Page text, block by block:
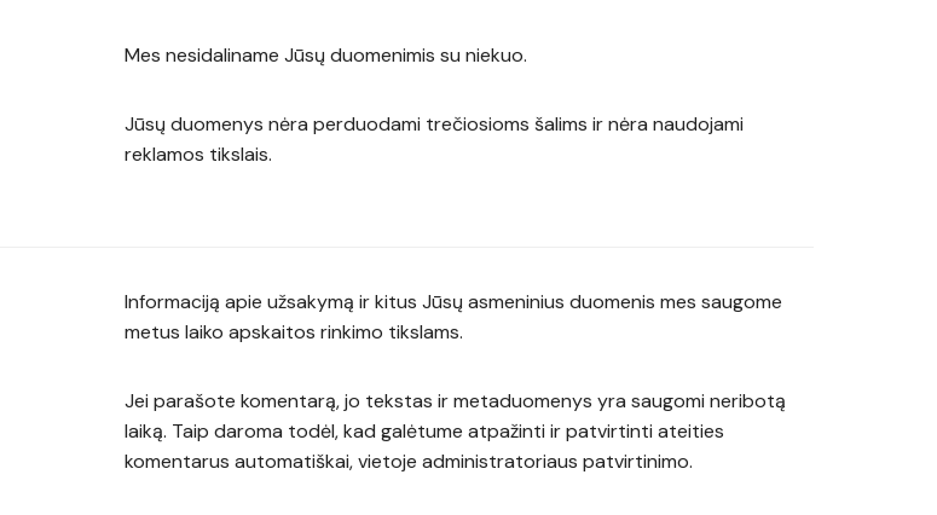
Mes nesidaliname Jūsų duomenimis su niekuo.
Jūsų duomenys nėra perduodami trečiosioms šalims ir nėra naudojami
reklamos tikslais.
Informaciją apie užsakymą ir kitus Jūsų asmeninius duomenis mes saugome
metus laiko apskaitos rinkimo tikslams.
Jei parašote komentarą, jo tekstas ir metaduomenys yra saugomi neribotą
laiką. Taip daroma todėl, kad galėtume atpažinti ir patvirtinti ateities
komentarus automatiškai, vietoje administratoriaus patvirtinimo.